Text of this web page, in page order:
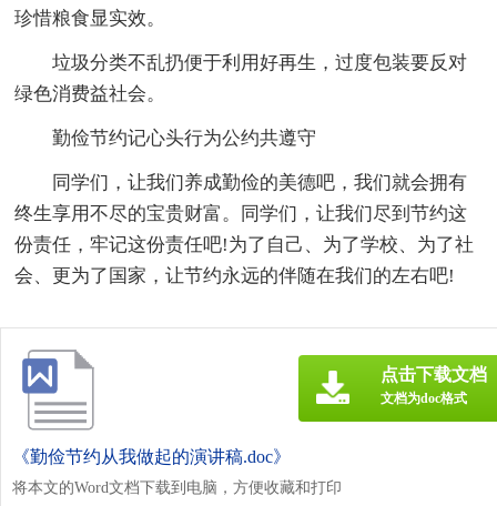
珍惜粮食显实效。
垃圾分类不乱扔便于利用好再生，过度包装要反对
绿色消费益社会。
勤俭节约记心头行为公约共遵守
同学们，让我们养成勤俭的美德吧，我们就会拥有
终生享用不尽的宝贵财富。同学们，让我们尽到节约这
份责任，牢记这份责任吧!为了自己、为了学校、为了社
会、更为了国家，让节约永远的伴随在我们的左右吧!
《勤俭节约从我做起的演讲稿.doc》
将本文的Word文档下载到电脑，方便收藏和打印
点击下载文档
文档为doc格式